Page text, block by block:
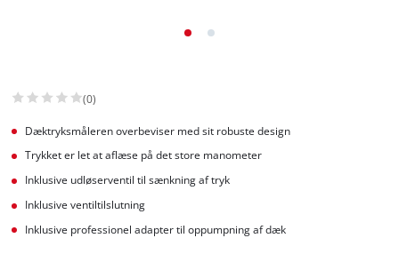
(0)
Dæktryksmåleren overbeviser med sit robuste design
Trykket er let at aflæse på det store manometer
Inklusive udløserventil til sænkning af tryk
Inklusive ventiltilslutning
Inklusive professionel adapter til oppumpning af dæk